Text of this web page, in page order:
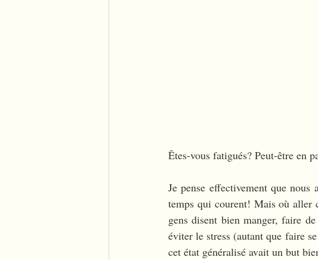
Êtes-vous fatigués? Peut-être en
Je pense effectivement que nous
temps qui courent! Mais où aller
gens disent bien manger, faire
éviter le stress (autant que faire
cet état généralisé avait un but